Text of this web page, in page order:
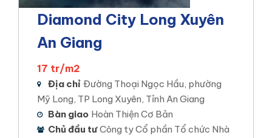
Diamond City Long Xuyên
An Giang
17 tr/m2
Địa chỉ Đường Thoại Ngọc Hầu, phường
Mỹ Long, TP Long Xuyên, Tỉnh An Giang
Bàn giao Hoàn Thiện Cơ Bản
Chủ đầu tư Công ty Cổ phần Tổ chức Nhà